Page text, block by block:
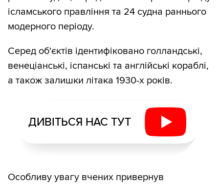
ісламського правління та 24 судна раннього
модерного періоду.
Серед об'єктів ідентифіковано голландські,
венеціанські, іспанські та англійські кораблі,
а також залишки літака 1930-х років.
ДИВІТЬСЯ НАС ТУТ
Особливу увагу вчених привернув